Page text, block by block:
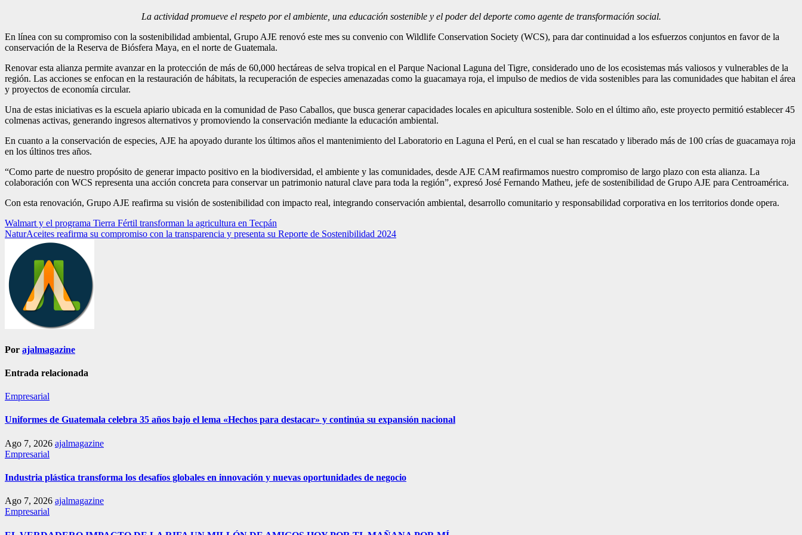
La actividad promueve el respeto por el ambiente, una educación sostenible y el poder del deporte como agente de transformación social.
En línea con su compromiso con la sostenibilidad ambiental, Grupo AJE renovó este mes su convenio con Wildlife Conservation Society (WCS), para dar continuidad a los esfuerzos conjuntos en favor de la
conservación de la Reserva de Biósfera Maya, en el norte de Guatemala.
Renovar esta alianza permite avanzar en la protección de más de 60,000 hectáreas de selva tropical en el Parque Nacional Laguna del Tigre, considerado uno de los ecosistemas más valiosos y vulnerables de la
región. Las acciones se enfocan en la restauración de hábitats, la recuperación de especies amenazadas como la guacamaya roja, el impulso de medios de vida sostenibles para las comunidades que habitan el área
y proyectos de economía circular.
Una de estas iniciativas es la escuela apiario ubicada en la comunidad de Paso Caballos, que busca generar capacidades locales en apicultura sostenible. Solo en el último año, este proyecto permitió establecer 45
colmenas activas, generando ingresos alternativos y promoviendo la conservación mediante la educación ambiental.
En cuanto a la conservación de especies, AJE ha apoyado durante los últimos años el mantenimiento del Laboratorio en Laguna el Perú, en el cual se han rescatado y liberado más de 100 crías de guacamaya roja
en los últinos tres años.
“Como parte de nuestro propósito de generar impacto positivo en la biodiversidad, el ambiente y las comunidades, desde AJE CAM reafirmamos nuestro compromiso de largo plazo con esta alianza. La
colaboración con WCS representa una acción concreta para conservar un patrimonio natural clave para toda la región”, expresó José Fernando Matheu, jefe de sostenibilidad de Grupo AJE para Centroamérica.
Con esta renovación, Grupo AJE reafirma su visión de sostenibilidad con impacto real, integrando conservación ambiental, desarrollo comunitario y responsabilidad corporativa en los territorios donde opera.
Navegación
de
entradas
Walmart y el programa Tierra Fértil transforman la agricultura en Tecpán
NaturAceites reafirma su compromiso con la transparencia y presenta su Reporte de Sostenibilidad 2024
Por ajalmagazine
Entrada relacionada
Empresarial
Uniformes de Guatemala celebra 35 años bajo el lema «Hechos para destacar» y continúa su expansión nacional
Ago 7, 2026 ajalmagazine
Empresarial
Industria plástica transforma los desafíos globales en innovación y nuevas oportunidades de negocio
Ago 7, 2026 ajalmagazine
Empresarial